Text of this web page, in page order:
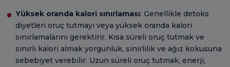
Yüksek oranda kalori sınırlaması: Genellikle detoks
diyetleri oruç tutmayı veya yüksek oranda kalori
sınırlamalarını gerektirir. Kısa süreli oruç tutmak ve
sınırlı kalori almak yorgunluk, sinirlilik ve ağız kokusuna
sebebiyet verebilir. Uzun süreli oruç tutmak, enerji,